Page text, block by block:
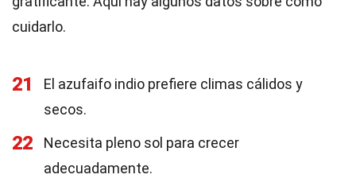
cuidarlo.
21
El azufaifo indio prefiere climas cálidos y
secos.
22
Necesita pleno sol para crecer
adecuadamente.